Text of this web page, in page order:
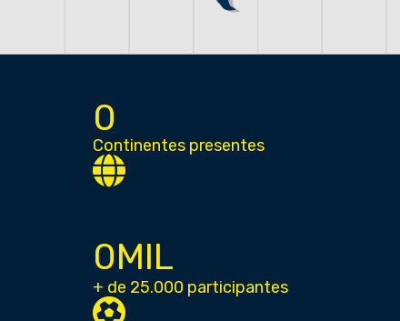
0
Continentes presentes
0MIL
+ de 25.000 participantes